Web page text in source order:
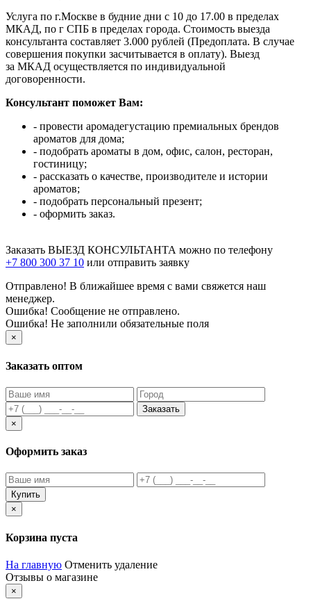
Услуга по г.Москве в будние дни с 10 до 17.00 в пределах
МКАД, по г СПБ в пределах города. Стоимость выезда
консультанта составляет 3.000 рублей (Предоплата. В случае
совершения покупки засчитывается в оплату). Выезд
за МКАД осуществляется по индивидуальной
договоренности.
Консультант поможет Вам:
- провести аромадегустацию премиальных брендов
ароматов для дома;
- подобрать ароматы в дом, офис, салон, ресторан,
гостиницу;
- рассказать о качестве, производителе и истории
ароматов;
- подобрать персональный презент;
- оформить заказ.
Заказать ВЫЕЗД КОНСУЛЬТАНТА можно по телефону
+7 800 300 37 10 или отправить заявку
Отправлено! В ближайшее время с вами свяжется наш
менеджер.
Ошибка! Сообщение не отправлено.
Ошибка! Не заполнили обязательные поля
×
Заказать оптом
Заказать
×
Оформить заказ
Купить
×
Корзина пуста
На главную Отменить удаление
Отзывы о магазине
×